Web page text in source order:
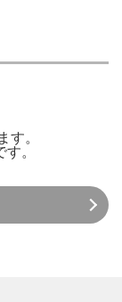
す。
。